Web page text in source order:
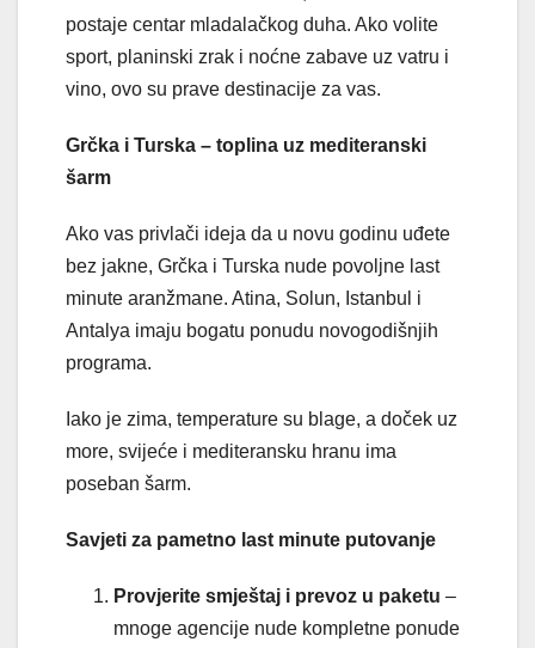
postaje centar mladalačkog duha. Ako volite
sport, planinski zrak i noćne zabave uz vatru i
vino, ovo su prave destinacije za vas.
Grčka i Turska – toplina uz mediteranski
šarm
Ako vas privlači ideja da u novu godinu uđete
bez jakne, Grčka i Turska nude povoljne last
minute aranžmane. Atina, Solun, Istanbul i
Antalya imaju bogatu ponudu novogodišnjih
programa.
Iako je zima, temperature su blage, a doček uz
more, svijeće i mediteransku hranu ima
poseban šarm.
Savjeti za pametno last minute putovanje
Provjerite smještaj i prevoz u paketu –
mnoge agencije nude kompletne ponude